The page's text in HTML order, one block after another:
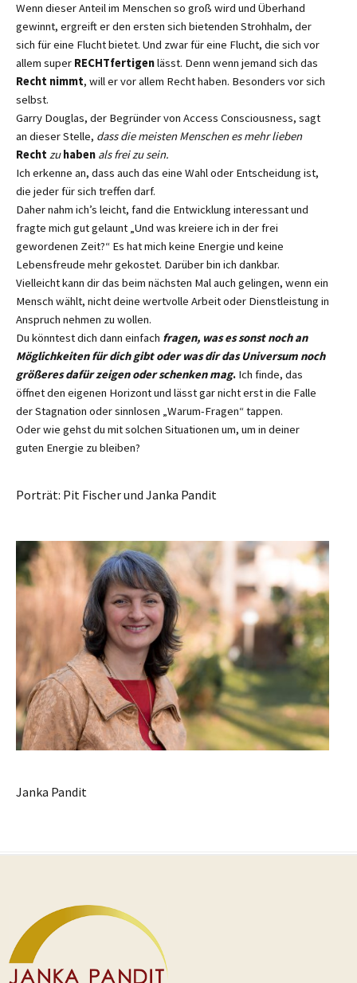
Wenn dieser Anteil im Menschen so groß wird und Überhand
gewinnt, ergreift er den ersten sich bietenden Strohhalm, der
sich für eine Flucht bietet. Und zwar für eine Flucht, die sich vor
allem super RECHTfertigenlässt. Denn wenn jemand sich das
Recht nimmt, will er vor allem Recht haben. Besonders vor sich
selbst.
Garry Douglas, der Begründer von Access Consciousness, sagt
an dieser Stelle, dass die meisten Menschen es mehr lieben
Rechtzu haben als frei zu sein.
Ich erkenne an, dass auch das eine Wahl oder Entscheidung ist,
die jeder für sich treffen darf.
Daher nahm ich’s leicht, fand die Entwicklung interessant und
fragte mich gut gelaunt „Und was kreiere ich in der frei
gewordenen Zeit?“ Es hat mich keine Energie und keine
Lebensfreude mehr gekostet. Darüber bin ich dankbar.
Vielleicht kann dir das beim nächsten Mal auch gelingen, wenn ein
Mensch wählt, nicht deine wertvolle Arbeit oder Dienstleistung in
Anspruch nehmen zu wollen.
Du könntest dich dann einfach fragen, was es sonst noch an
Möglichkeiten für dich gibt oder was dir das Universum noch
größeres dafür zeigen oder schenken mag. Ich finde, das
öffnet den eigenen Horizont und lässt gar nicht erst in die Falle
der Stagnation oder sinnlosen „Warum-Fragen“ tappen.
Oder wie gehst du mit solchen Situationen um, um in deiner
guten Energie zu bleiben?
Porträt: Pit Fischer und Janka Pandit
Janka Pandit